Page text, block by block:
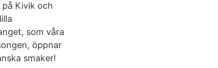
på Kivik och
som våra
öppnar
smaker!